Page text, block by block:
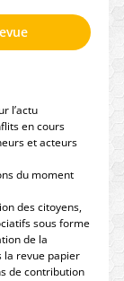
l’actu
en cours
et acteurs
du moment
des citoyens,
sous forme
de la
la revue papier
de contribution